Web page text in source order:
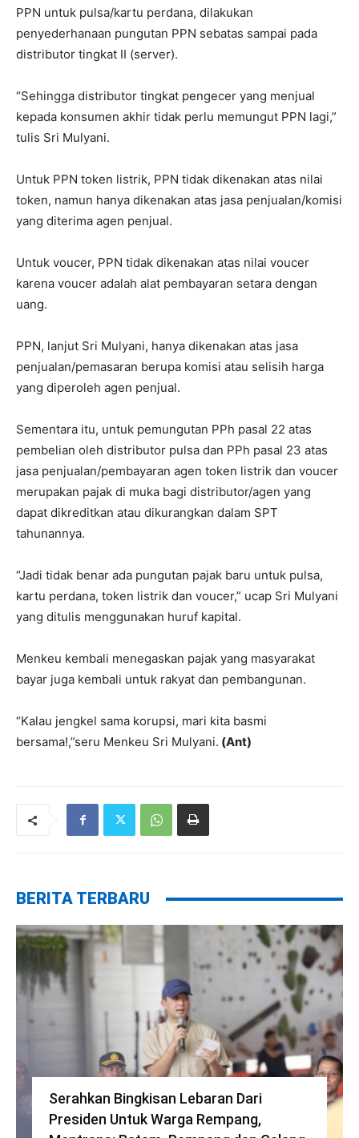
PPN untuk pulsa/kartu perdana, dilakukan
penyederhanaan pungutan PPN sebatas sampai pada
distributor tingkat II (server).
“Sehingga distributor tingkat pengecer yang menjual
kepada konsumen akhir tidak perlu memungut PPN lagi,”
tulis Sri Mulyani.
Untuk PPN token listrik, PPN tidak dikenakan atas nilai
token, namun hanya dikenakan atas jasa penjualan/komisi
yang diterima agen penjual.
Untuk voucer, PPN tidak dikenakan atas nilai voucer
karena voucer adalah alat pembayaran setara dengan
uang.
PPN, lanjut Sri Mulyani, hanya dikenakan atas jasa
penjualan/pemasaran berupa komisi atau selisih harga
yang diperoleh agen penjual.
Sementara itu, untuk pemungutan PPh pasal 22 atas
pembelian oleh distributor pulsa dan PPh pasal 23 atas
jasa penjualan/pembayaran agen token listrik dan voucer
merupakan pajak di muka bagi distributor/agen yang
dapat dikreditkan atau dikurangkan dalam SPT
tahunannya.
“Jadi tidak benar ada pungutan pajak baru untuk pulsa,
kartu perdana, token listrik dan voucer,” ucap Sri Mulyani
yang ditulis menggunakan huruf kapital.
Menkeu kembali menegaskan pajak yang masyarakat
bayar juga kembali untuk rakyat dan pembangunan.
“Kalau jengkel sama korupsi, mari kita basmi
bersama!,”seru Menkeu Sri Mulyani. (Ant)
BERITA TERBARU
Serahkan Bingkisan Lebaran Dari
Presiden Untuk Warga Rempang,